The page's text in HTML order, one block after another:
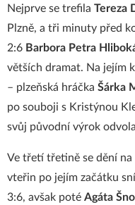
Nejprve se trefila Tereza
Plzně, a tři minuty před
2:6 Barbora Petra
větších dramat. Na jejím
– plzeňská hráčka Šárka
po souboji s Kristýnou
svůj původní výrok
Ve třetí třetině se dění
vteřin po jejím začátku
3:6, avšak poté Agáta